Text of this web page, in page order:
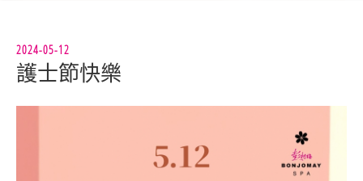
2024-05-12
護士節快樂